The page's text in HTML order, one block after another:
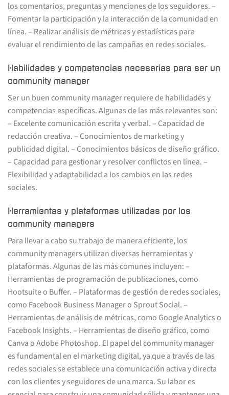
los comentarios, preguntas y menciones de los seguidores. –
Fomentar la participación y la interacción de la comunidad en
línea. – Realizar análisis de métricas y estadísticas para
evaluar el rendimiento de las campañas en redes sociales.
Habilidades y competencias necesarias para ser un
community manager
Ser un buen community manager requiere de habilidades y
competencias específicas. Algunas de las más relevantes son:
– Excelente comunicación escrita y verbal. – Capacidad de
redacción creativa. – Conocimientos de marketing y
publicidad digital. – Conocimientos básicos de diseño gráfico.
– Capacidad para gestionar y resolver conflictos en línea. –
Flexibilidad y adaptabilidad a los cambios en las redes
sociales.
Herramientas y plataformas utilizadas por los
community managers
Para llevar a cabo su trabajo de manera eficiente, los
community managers utilizan diversas herramientas y
plataformas. Algunas de las más comunes incluyen: –
Herramientas de programación de publicaciones, como
Hootsuite o Buffer. – Plataformas de gestión de redes sociales,
como Facebook Business Manager o Sprout Social. –
Herramientas de análisis de métricas, como Google Analytics o
Facebook Insights. – Herramientas de diseño gráfico, como
Canva o Adobe Photoshop. El papel del community manager
es fundamental en el marketing digital, ya que a través de las
redes sociales se establece una comunicación activa y directa
con los clientes y seguidores de una marca. Su labor es